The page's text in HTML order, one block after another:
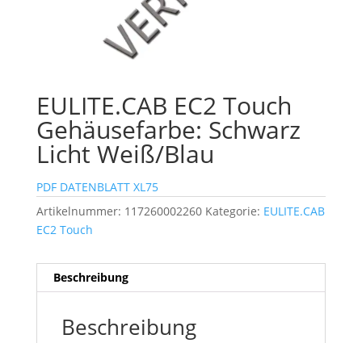
EULITE.CAB EC2 Touch
Gehäusefarbe: Schwarz
Licht Weiß/Blau
PDF DATENBLATT XL75
Artikelnummer: 117260002260 Kategorie: EULITE.CAB
EC2 Touch
Beschreibung
Beschreibung